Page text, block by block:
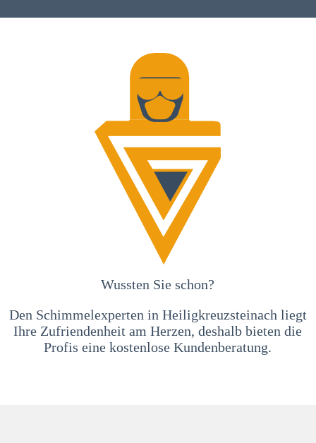
Wussten Sie schon?
Den Schimmelexperten in Heiligkreuzsteinach liegt
Ihre Zufriendenheit am Herzen, deshalb bieten die
Profis eine kostenlose Kundenberatung.